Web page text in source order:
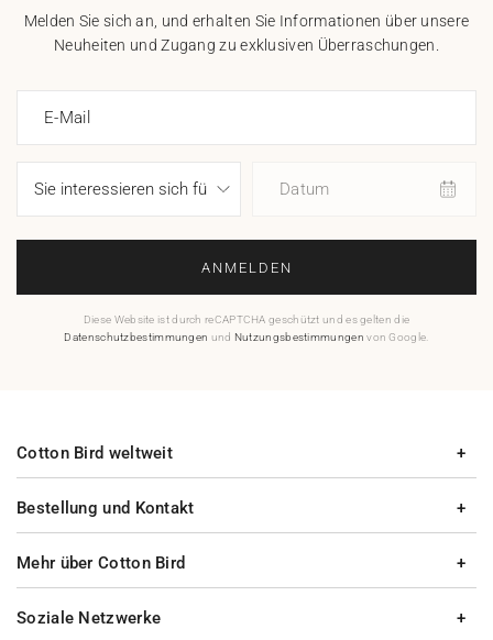
Melden Sie sich an, und erhalten Sie Informationen über unsere
Neuheiten und Zugang zu exklusiven Überraschungen.
E-Mail
Datum
ANMELDEN
Diese Website ist durch reCAPTCHA geschützt und es gelten die
Datenschutzbestimmungen und Nutzungsbestimmungen von Google.
Bestellung und Kontakt
Mehr über Cotton Bird
Cotton Bird weltweit
Soziale Netzwerke